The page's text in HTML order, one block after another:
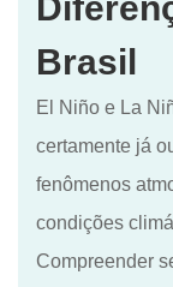
Brasil
El Niño e La
certamente já
fenômenos
condições
Compreender